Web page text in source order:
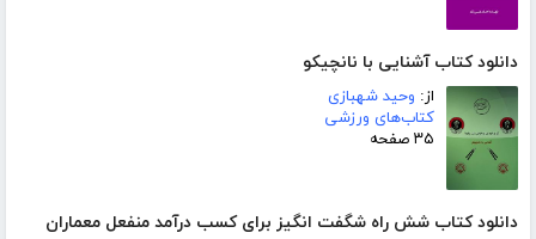
دانلود کتاب آشنایی با نانچیکو
از: وحید شهبازی
کتاب‌های ورزشی
۳۵ صفحه
دانلود کتاب شش راه شگفت انگیز برای کسب درآمد منفعل معماران